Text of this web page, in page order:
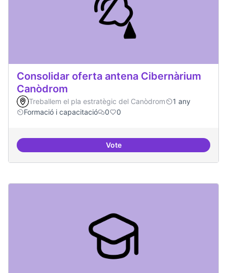
Consolidar oferta antena Cibernàrium
Canòdrom
Treballem el pla estratègic del Canòdrom
1 any
Formació i capacitació
0 0
VoteConsolidar oferta antena